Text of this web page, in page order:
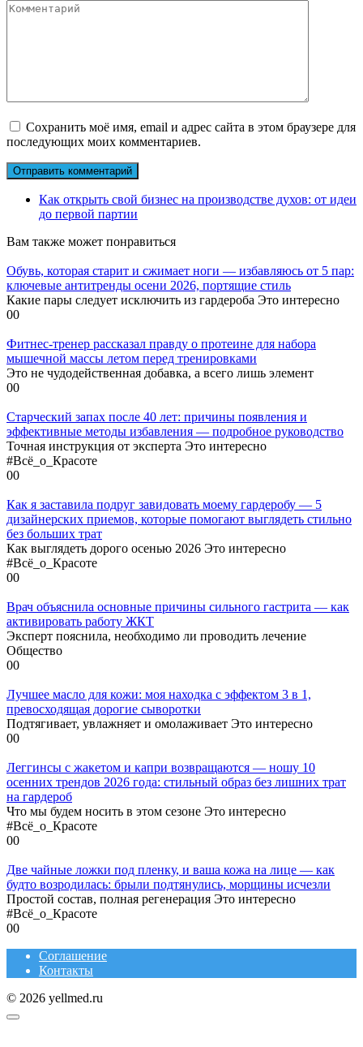
Сохранить моё имя, email и адрес сайта в этом браузере для
последующих моих комментариев.
Как открыть свой бизнес на производстве духов: от идеи
до первой партии
Вам также может понравиться
Обувь, которая старит и сжимает ноги — избавляюсь от 5 пар:
ключевые антитренды осени 2026, портящие стиль
Какие пары следует исключить из гардероба Это интересно
00
Фитнес-тренер рассказал правду о протеине для набора
мышечной массы летом перед тренировками
Это не чудодейственная добавка, а всего лишь элемент
00
Старческий запах после 40 лет: причины появления и
эффективные методы избавления — подробное руководство
Точная инструкция от эксперта Это интересно
#Всё_о_Красоте
00
Как я заставила подруг завидовать моему гардеробу — 5
дизайнерских приемов, которые помогают выглядеть стильно
без больших трат
Как выглядеть дорого осенью 2026 Это интересно
#Всё_о_Красоте
00
Врач объяснила основные причины сильного гастрита — как
активировать работу ЖКТ
Эксперт пояснила, необходимо ли проводить лечение
Общество
00
Лучшее масло для кожи: моя находка с эффектом 3 в 1,
превосходящая дорогие сыворотки
Подтягивает, увлажняет и омолаживает Это интересно
00
Леггинсы с жакетом и капри возвращаются — ношу 10
осенних трендов 2026 года: стильный образ без лишних трат
на гардероб
Что мы будем носить в этом сезоне Это интересно
#Всё_о_Красоте
00
Две чайные ложки под пленку, и ваша кожа на лице — как
будто возродилась: брыли подтянулись, морщины исчезли
Простой состав, полная регенерация Это интересно
#Всё_о_Красоте
00
Соглашение
Контакты
© 2026 yellmed.ru